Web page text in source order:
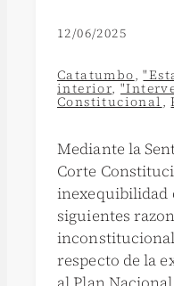
12/06/2025
Catatumbo,
interior,
Constitucional ,
Mediante la
Corte
inexequibilidad
siguientes
respecto de la